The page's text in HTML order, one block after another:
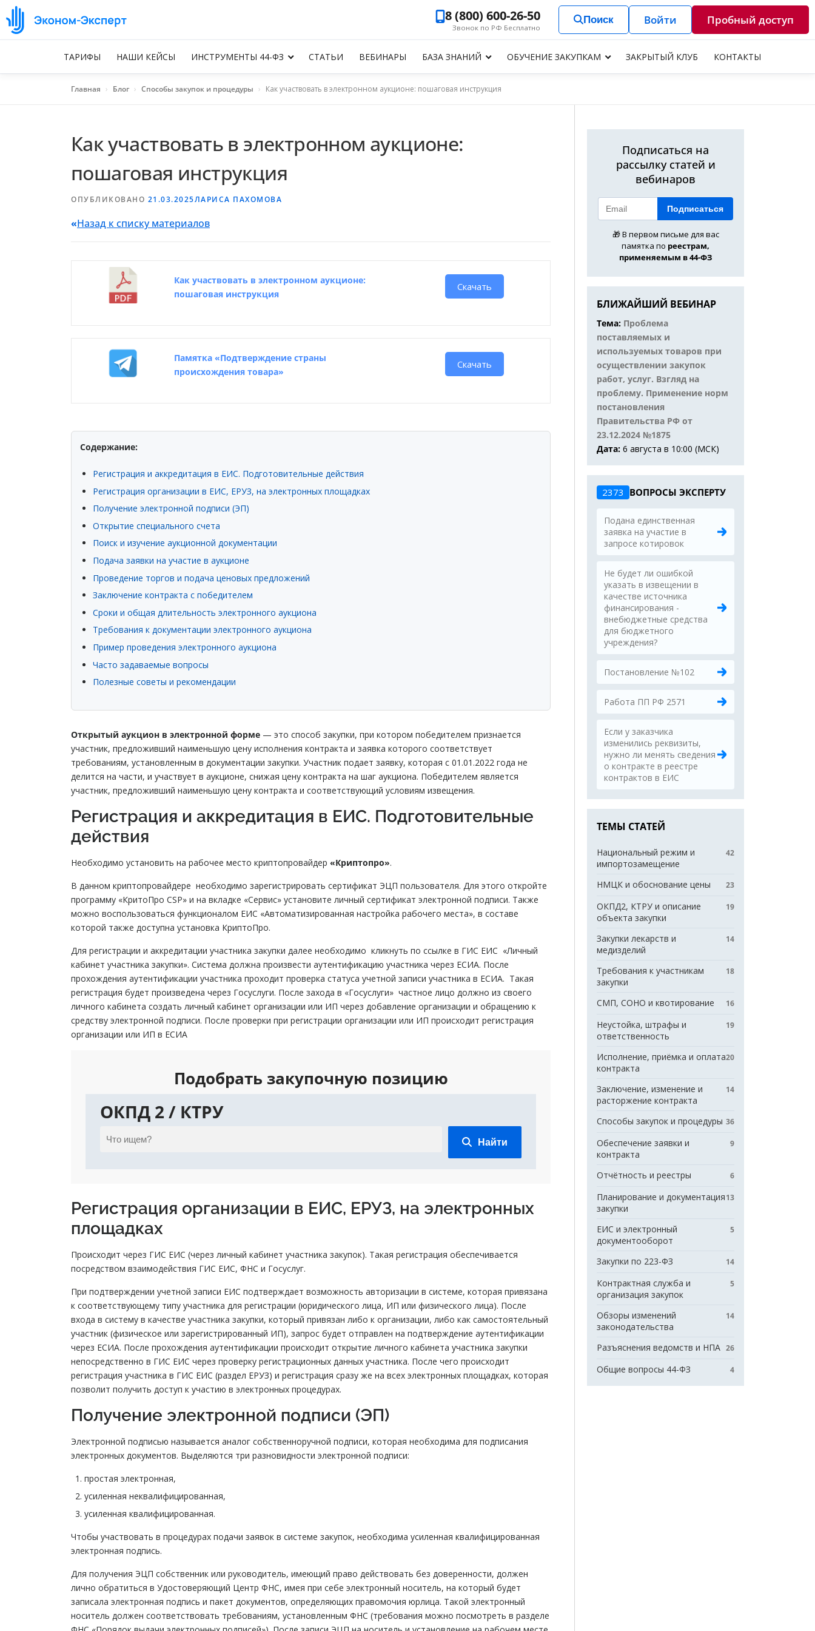
8 (800) 600-26-50
Звонок по РФ Бесплатно
Поиск Войти Пробный доступ
ТАРИФЫ НАШИ КЕЙСЫ ИНСТРУМЕНТЫ 44-ФЗ СТАТЬИ ВЕБИНАРЫ БАЗА ЗНАНИЙ ОБУЧЕНИЕ ЗАКУПКАМ ЗАКРЫТЫЙ КЛУБ КОНТАКТЫ
Главная › Блог › Способы закупок и процедуры › Как участвовать в электронном аукционе: пошаговая инструкция
Как участвовать в электронном аукционе:
пошаговая инструкция
ОПУБЛИКОВАНО 21.03.2025ЛАРИСА ПАХОМОВА
«Назад к списку материалов
Как участвовать в электронном аукционе:
пошаговая инструкция
Скачать
Памятка «Подтверждение страны
происхождения товара»
Скачать
Содержание:
Регистрация и аккредитация в ЕИС. Подготовительные действия
Регистрация организации в ЕИС, ЕРУЗ, на электронных площадках
Получение электронной подписи (ЭП)
Открытие специального счета
Поиск и изучение аукционной документации
Подача заявки на участие в аукционе
Проведение торгов и подача ценовых предложений
Заключение контракта с победителем
Сроки и общая длительность электронного аукциона
Требования к документации электронного аукциона
Пример проведения электронного аукциона
Часто задаваемые вопросы
Полезные советы и рекомендации
Открытый аукцион в электронной форме — это способ закупки, при котором победителем признается
участник, предложивший наименьшую цену исполнения контракта и заявка которого соответствует
требованиям, установленным в документации закупки. Участник подает заявку, которая с 01.01.2022 года не
делится на части, и участвует в аукционе, снижая цену контракта на шаг аукциона. Победителем является
участник, предложивший наименьшую цену контракта и соответствующий условиям извещения.
Регистрация и аккредитация в ЕИС. Подготовительные
действия
Необходимо установить на рабочее место криптопровайдер «Криптопро».
В данном криптопровайдере необходимо зарегистрировать сертификат ЭЦП пользователя. Для этого откройте
программу «КритоПро CSP» и на вкладке «Сервис» установите личный сертификат электронной подписи. Также
можно воспользоваться функционалом ЕИС «Автоматизированная настройка рабочего места», в составе
которой также доступна установка КриптоПро.
Для регистрации и аккредитации участника закупки далее необходимо кликнуть по ссылке в ГИС ЕИС «Личный
кабинет участника закупки». Система должна произвести аутентификацию участника через ЕСИА. После
прохождения аутентификации участника проходит проверка статуса учетной записи участника в ЕСИА. Такая
регистрация будет произведена через Госуслуги. После захода в «Госуслуги» частное лицо должно из своего
личного кабинета создать личный кабинет организации или ИП через добавление организации и обращению к
средству электронной подписи. После проверки при регистрации организации или ИП происходит регистрация
организации или ИП в ЕСИА
Подобрать закупочную позицию
ОКПД 2 / КТРУ
Найти
Регистрация организации в ЕИС, ЕРУЗ, на электронных
площадках
Происходит через ГИС ЕИС (через личный кабинет участника закупок). Такая регистрация обеспечивается
посредством взаимодействия ГИС ЕИС, ФНС и Госуслуг.
При подтверждении учетной записи ЕИС подтверждает возможность авторизации в системе, которая привязана
к соответствующему типу участника для регистрации (юридического лица, ИП или физического лица). После
входа в систему в качестве участника закупки, который привязан либо к организации, либо как самостоятельный
участник (физическое или зарегистрированный ИП), запрос будет отправлен на подтверждение аутентификации
через ЕСИА. После прохождения аутентификации происходит открытие личного кабинета участника закупки
непосредственно в ГИС ЕИС через проверку регистрационных данных участника. После чего происходит
регистрация участника в ГИС ЕИС (раздел ЕРУЗ) и регистрация сразу же на всех электронных площадках, которая
позволит получить доступ к участию в электронных процедурах.
Получение электронной подписи (ЭП)
Электронной подписью называется аналог собственноручной подписи, которая необходима для подписания
электронных документов. Выделяются три разновидности электронной подписи:
простая электронная,
усиленная неквалифицированная,
усиленная квалифицированная.
Чтобы участвовать в процедурах подачи заявок в системе закупок, необходима усиленная квалифицированная
электронная подпись.
Для получения ЭЦП собственник или руководитель, имеющий право действовать без доверенности, должен
лично обратиться в Удостоверяющий Центр ФНС, имея при себе электронный носитель, на который будет
записала электронная подпись и пакет документов, определяющих правомочия юрлица. Такой электронный
носитель должен соответствовать требованиям, установленным ФНС (требования можно посмотреть в разделе
Подписаться на
рассылку статей и
вебинаров
Подписаться
🎁 В первом письме для вас
памятка по реестрам,
применяемым в 44-ФЗ
БЛИЖАЙШИЙ ВЕБИНАР
Тема: Проблема
поставляемых и
используемых товаров при
осуществлении закупок
работ, услуг. Взгляд на
проблему. Применение норм
постановления
Правительства РФ от
23.12.2024 №1875
Дата: 6 августа в 10:00 (МСК)
2373 ВОПРОСЫ ЭКСПЕРТУ
Подана единственная
заявка на участие в
запросе котировок
Не будет ли ошибкой
указать в извещении в
качестве источника
финансирования -
внебюджетные средства
для бюджетного
учреждения?
Постановление №102
Работа ПП РФ 2571
Если у заказчика
изменились реквизиты,
нужно ли менять сведения
о контракте в реестре
контрактов в ЕИС
ТЕМЫ СТАТЕЙ
Национальный режим и
импортозамещение
42
НМЦК и обоснование цены 23
ОКПД2, КТРУ и описание
объекта закупки
19
Закупки лекарств и
медизделий
14
Требования к участникам
закупки
18
СМП, СОНО и квотирование 16
Неустойка, штрафы и
ответственность
19
Исполнение, приёмка и оплата
контракта
20
Заключение, изменение и
расторжение контракта
14
Способы закупок и процедуры 36
Обеспечение заявки и
контракта
9
Отчётность и реестры 6
Планирование и документация
закупки
13
ЕИС и электронный
документооборот
5
Закупки по 223-ФЗ 14
Контрактная служба и
организация закупок
5
Обзоры изменений
законодательства
14
Разъяснения ведомств и НПА 26
Общие вопросы 44-ФЗ 4